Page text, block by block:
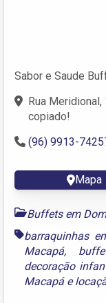
Sabor e Saude
Rua
copiado!
(96) 9913-
Mapa
Buffets em
barraquinhas
Macapá,
decoração
Macapáe